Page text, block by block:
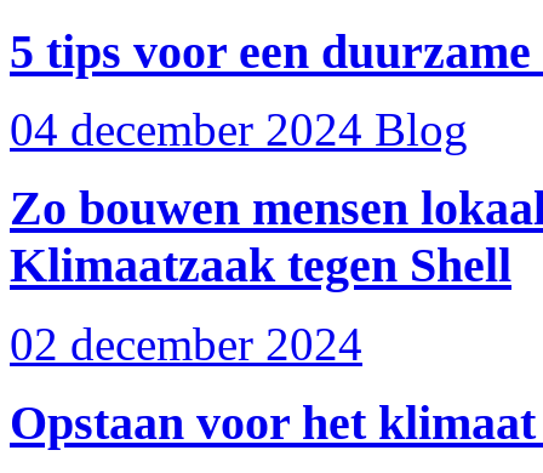
5 tips voor een
04 december 2024 Blog
Zo bouwen mensen
Klimaatzaak tegen Shell
02 december 2024
Opstaan voor het